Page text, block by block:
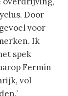
Door
voor
Ik
spek
Fermín
vol